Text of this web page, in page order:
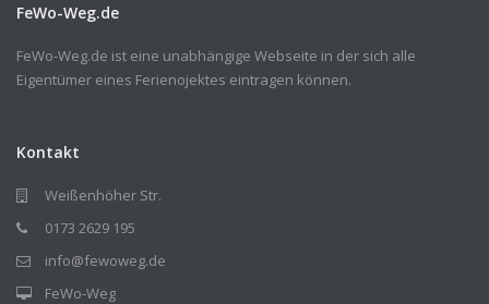
FeWo-Weg.de
FeWo-Weg.de ist eine unabhängige Webseite in der sich alle
Eigentümer eines Ferienojektes eintragen können.
Kontakt
Weißenhöher Str.
0173 2629 195
info@fewoweg.de
FeWo-Weg